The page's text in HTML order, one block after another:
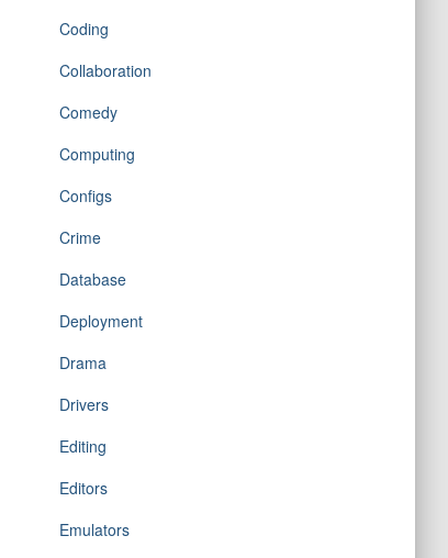
Coding
Collaboration
Comedy
Computing
Configs
Crime
Database
Deployment
Drama
Drivers
Editing
Editors
Emulators